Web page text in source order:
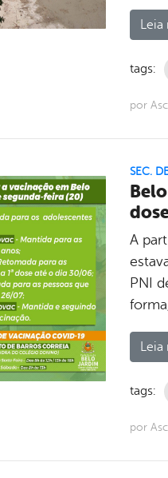
Leia
tags:
por
SEC.
A
PNI
Leia
tags:
por